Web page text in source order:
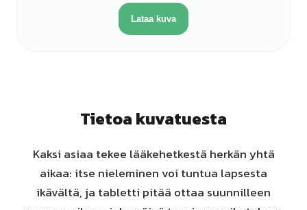
Lataa kuva
Tietoa kuvatuesta
Kaksi asiaa tekee lääkehetkestä herkän yhtä
aikaa: itse nieleminen voi tuntua lapsesta
ikävältä, ja tabletti pitää ottaa suunnilleen